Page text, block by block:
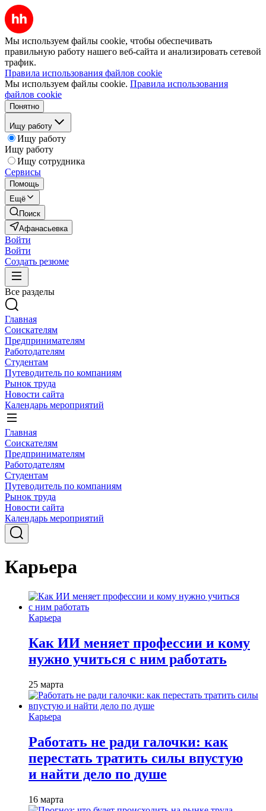
Мы используем файлы cookie, чтобы обеспечивать
правильную работу нашего веб-сайта и анализировать сетевой
трафик.
Правила использования файлов cookie
Мы используем файлы cookie. Правила использования
файлов cookie
Понятно
Ищу работу
Ищу работу
Ищу работу
Ищу сотрудника
Сервисы
Помощь
Ещё
Поиск
Афанасьевка
Войти
Войти
Создать резюме
Все разделы
Главная
Соискателям
Предпринимателям
Работодателям
Студентам
Путеводитель по компаниям
Рынок труда
Новости сайта
Календарь мероприятий
Главная
Соискателям
Предпринимателям
Работодателям
Студентам
Путеводитель по компаниям
Рынок труда
Новости сайта
Календарь мероприятий
Карьера
Карьера
Как ИИ меняет профессии и кому
нужно учиться с ним работать
25 марта
Карьера
Работать не ради галочки: как
перестать тратить силы впустую
и найти дело по душе
16 марта